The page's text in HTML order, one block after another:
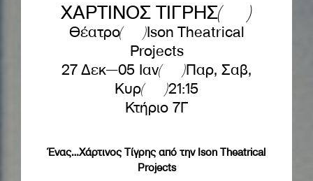
ΧΑΡΤΙΝΟΣ ΤΙΓΡΗΣ
Θέατρο
Ison Theatrical
Projects
27 Δεκ—05 Ιαν
Παρ, Σαβ,
Κυρ
21:15
Κτήριο 7Γ
Ένας…Χάρτινος Τίγρης από την Ison Theatrical
Projects